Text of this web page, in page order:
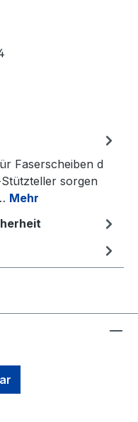
Faserscheiben d
sorgen
Mehr